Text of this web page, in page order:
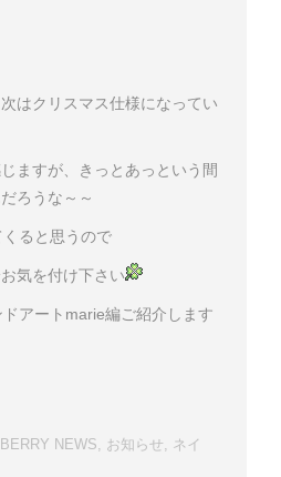
はクリスマス仕様になってい
ますが、きっとあっという間
ろうな～～
ると思うので
気を付け下さい
アートmarie編ご紹介します
NEWS, お知らせ, ネイ